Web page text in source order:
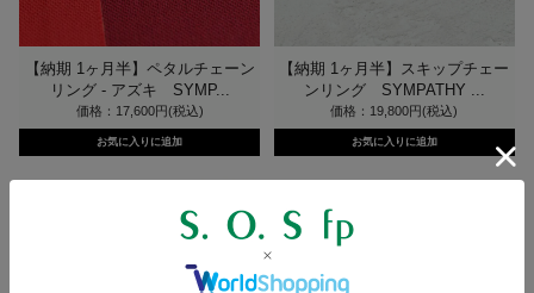
【納期 1ヶ月半】ペタルチェーン
リング - アズキ SYMP...
価格：17,600円(税込)
【納期 1ヶ月半】スキップチェー
ンリング SYMPATHY ...
価格：19,800円(税込)